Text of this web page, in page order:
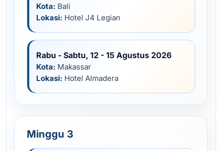
Kota: Bali
Lokasi: Hotel J4 Legian
Rabu - Sabtu, 12 - 15 Agustus 2026
Kota: Makassar
Lokasi: Hotel Almadera
Minggu 3